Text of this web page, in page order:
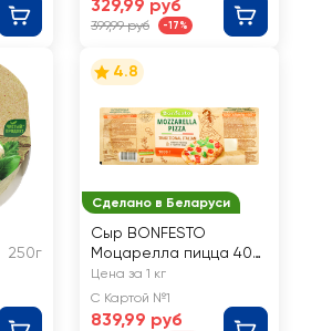
FRESH
329,99 руб
399,99 руб -17%
250г
Сделано в Беларуси
4.8
Сыр BONFESTO
Моцарелла пицца 40%,
без змж, весовой
Цена за 1 кг
С Картой №1
839,99 руб